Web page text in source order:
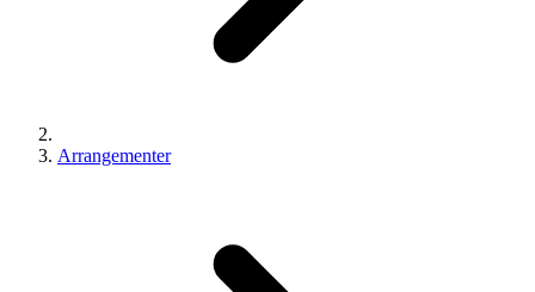
Arrangementer